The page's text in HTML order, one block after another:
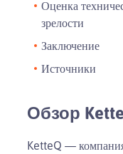
Оценка
зрелости
Заключение
Источники
Обзор
KetteQ —